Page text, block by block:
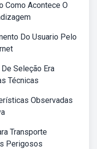
Como Acontece O
Do Usuario Pelo
Seleção Era
Técnicas
Observadas
Transporte
Perigosos